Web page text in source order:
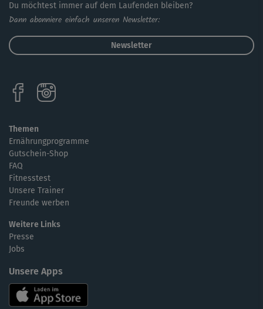
Du möchtest immer auf dem Laufenden bleiben?
Dann abonniere einfach unseren Newsletter:
Newsletter
Themen
Ernährungprogramme
Gutschein-Shop
FAQ
Fitnesstest
Unsere Trainer
Freunde werben
Weitere Links
Presse
Jobs
Unsere Apps